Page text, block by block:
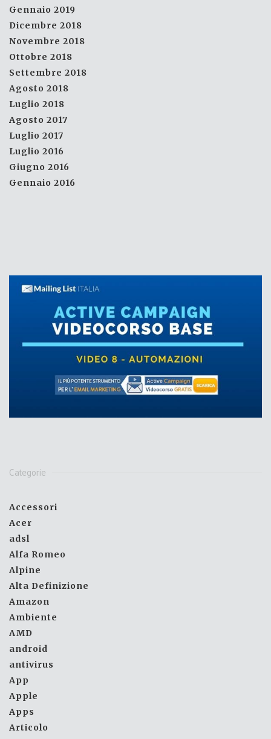
Gennaio 2019
Dicembre 2018
Novembre 2018
Ottobre 2018
Settembre 2018
Agosto 2018
Luglio 2018
Agosto 2017
Luglio 2017
Luglio 2016
Giugno 2016
Gennaio 2016
Categorie
Accessori
Acer
adsl
Alfa Romeo
Alpine
Alta Definizione
Amazon
Ambiente
AMD
android
antivirus
App
Apple
Apps
Articolo